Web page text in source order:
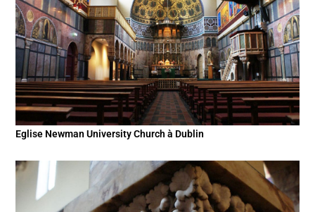
Eglise Newman University Church à Dublin